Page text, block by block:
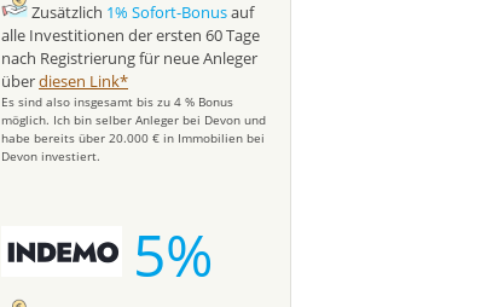
Zusätzlich 1% Sofort-Bonusauf
alle Investitionen der ersten 60 Tage
nach Registrierung für neue Anleger
überdiesen Link*
Es sind also insgesamt bis zu 4 % Bonus
möglich. Ich bin selber Anleger bei Devon und
habe bereits über 20.000 € in Immobilien bei
Devon investiert.
5%